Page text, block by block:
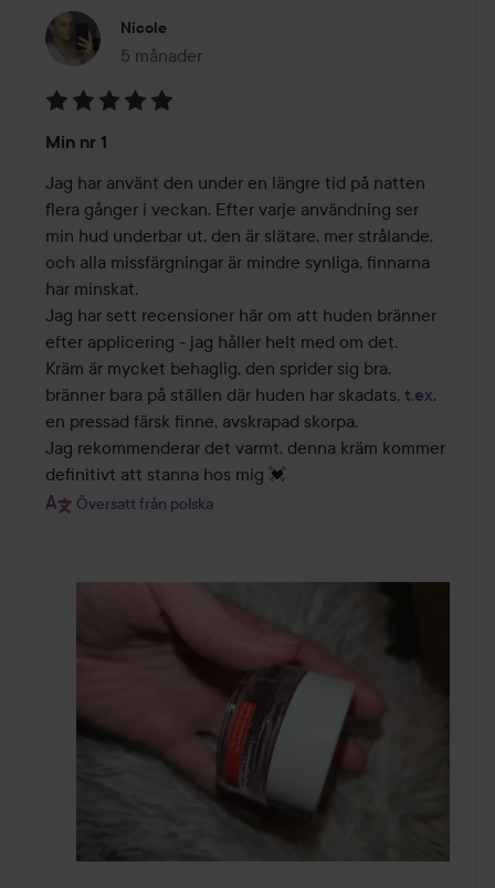
Nicole
5 månader
Inlägget skapades 5 månader
5
av
5
Min nr 1
Jag har använt den under en längre tid på natten
flera gånger i veckan. Efter varje användning ser
min hud underbar ut, den är slätare, mer strålande,
och alla missfärgningar är mindre synliga, finnarna
har minskat.
Jag har sett recensioner här om att huden bränner
efter applicering - jag håller helt med om det.
Kräm är mycket behaglig, den sprider sig bra,
bränner bara på ställen där huden har skadats, t.ex.
en pressad färsk finne, avskrapad skorpa.
Jag rekommenderar det varmt, denna kräm kommer
definitivt att stanna hos mig 💓
Översatt från polska